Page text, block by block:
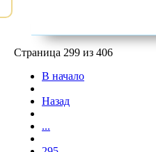
Страница 299 из 406
В начало
Назад
...